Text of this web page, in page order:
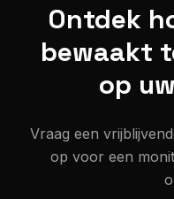
Ontdek
bewaakt
op
Vraag een
op voor een